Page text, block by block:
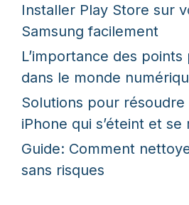
Installer Play Store sur
Samsung facilement
L’importance des
dans le monde
Solutions pour
iPhone qui s’éteint et se
Guide: Comment
sans risques